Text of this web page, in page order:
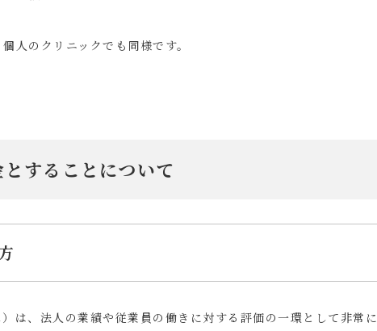
人のクリニックでも同様です。
することについて
は、法人の業績や従業員の働きに対する評価の一環として非常に